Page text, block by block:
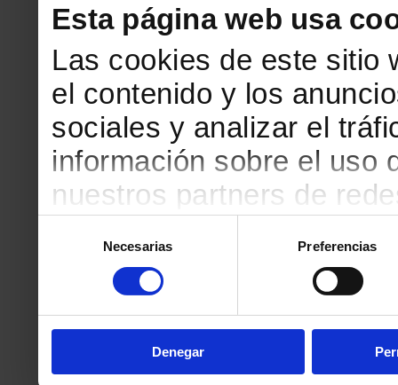
Esta página web usa
Las cookies de este sitio
el contenido y los
sociales y analizar el
información sobre el uso
nuestros partners de
que les haya
partir del uso que haya
consentimiento
Necesarias Preferencias
Denegar